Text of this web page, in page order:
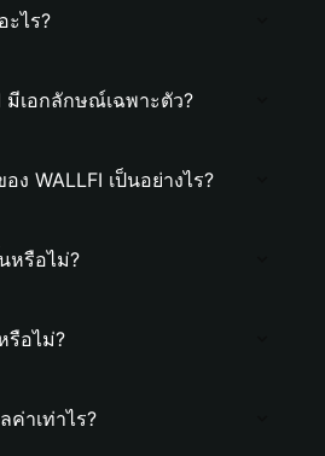
ะไร?
มีเอกลักษณ์เฉพาะตัว?
WALLFI เป็นอย่างไร?
หรือไม่?
รือไม่?
ค่าเท่าไร?